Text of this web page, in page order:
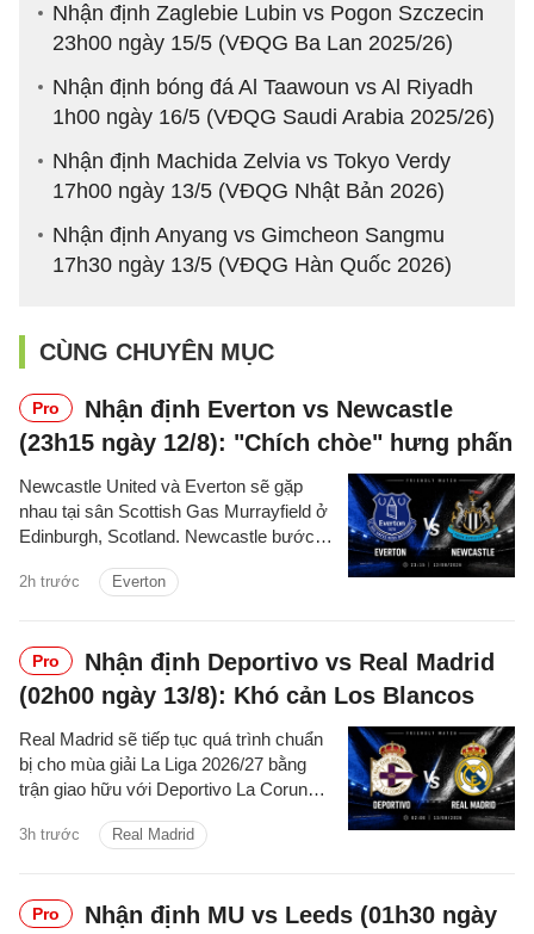
Nhận định Zaglebie Lubin vs Pogon Szczecin
23h00 ngày 15/5 (VĐQG Ba Lan 2025/26)
Nhận định bóng đá Al Taawoun vs Al Riyadh
1h00 ngày 16/5 (VĐQG Saudi Arabia 2025/26)
Nhận định Machida Zelvia vs Tokyo Verdy
17h00 ngày 13/5 (VĐQG Nhật Bản 2026)
Nhận định Anyang vs Gimcheon Sangmu
17h30 ngày 13/5 (VĐQG Hàn Quốc 2026)
CÙNG CHUYÊN MỤC
Pro
Nhận định Everton vs Newcastle
(23h15 ngày 12/8): "Chích chòe" hưng phấn
2h trước Everton
Newcastle United và Everton sẽ gặp
nhau tại sân Scottish Gas Murrayfield ở
Edinburgh, Scotland. Newcastle bước
sau chiến thắng 2-1 trước Valencia. Ở
thất bại 1-3 trước Stuttgart trong trận
giao hữu gần nhất.
Pro
Nhận định Deportivo vs Real Madrid
(02h00 ngày 13/8): Khó cản Los Blancos
3h trước Real Madrid
Real Madrid sẽ tiếp tục quá trình chuẩn
bị cho mùa giải La Liga 2026/27 bằng
trận giao hữu với Deportivo La Coruna.
sau chiến thắng 2-1 trước Ferencvaros.
với tỉ số 1-0 ở trận gần nhất.
Pro
Nhận định MU vs Leeds (01h30 ngày